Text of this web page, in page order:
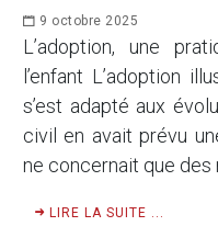
9 octobre 2025
L’adoption, une
l’enfant L’adoption
s’est adapté aux
civil en avait prévu
ne concernait que des
LIRE LA SUITE ...